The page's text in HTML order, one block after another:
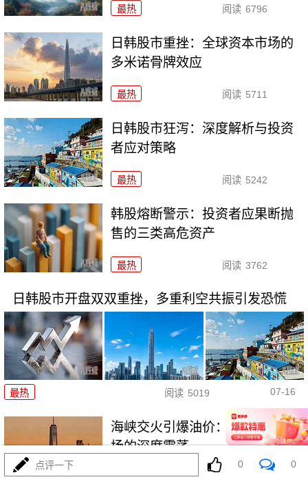
最热 阅读 6796
日韩股市重挫：全球资本市场的
多米诺骨牌效应
最热 阅读 5711
日韩股市狂泻：深度解析与投资
者应对策略
最热 阅读 5242
韩股熔断警示：投资者应果断抛
售的三类高危资产
最热 阅读 3762
日韩股市开盘双双重挫，多重利空共振引发恐慌
最热 阅读 5019 07-16
海峡交火引爆油价：全球能源市
场的深度震荡
最热
点评一下 0 0